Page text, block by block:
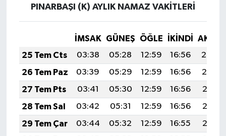
PINARBAŞI (K) AYLIK NAMAZ VAKITLERI
İMSAK GÜNEŞ ÖĞLE İKINDI
25 Tem Cts
03:38 05:28 12:59 16:56
20:20
26 Tem Paz
03:39 05:29 12:59 16:56
20:19
27 Tem Pts
03:41 05:30 12:59 16:56
20:18
28 Tem Sal
03:42 05:31 12:59 16:56
20:17
29 Tem Çar
03:44 05:32 12:59 16:55
20:16